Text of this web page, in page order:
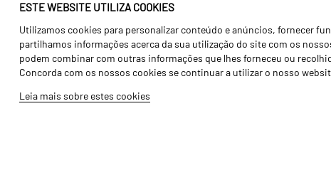
ESTE WEBSITE UTILIZA COOKIES
Utilizamos cookies para personalizar conteúdo e anúncios, fornecer
partilhamos informações acerca da sua utilização do site com os
podem combinar com outras informações que lhes forneceu ou
Concorda com os nossos cookies se continuar a utilizar o nosso
Leia mais sobre estes cookies
Identidade
História
Fábrica / Produção
Recursos Humanos
Agricultura
Transportes
Gama Floresta